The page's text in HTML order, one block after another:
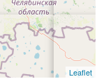
Leaflet